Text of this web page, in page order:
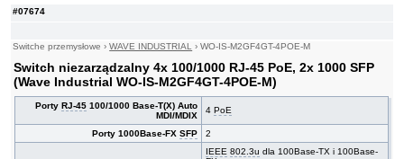
#07674
Switche przemysłowe ›WAVE INDUSTRIAL ›WO-IS-M2GF4GT-4POE-M
Switch niezarządzalny 4x 100/1000 RJ-45 PoE, 2x 1000 SFP
(Wave Industrial WO-IS-M2GF4GT-4POE-M)
PortyRJ-45 100/1000 Base-T(X) Auto
MDI/MDIX
4PoE
Porty 1000Base-FXSFP 2
IEEE 802.3u dla 100Base-TX i 100Base-
#07980
22x 10/1000 RJ-45 PoE + 2 sloty COMBO SFP /
RJ-45 PoE + 2 sloty SFP, O/Open-Ring <30ms,
19"
#07986
24x 10/1000 RJ-45 PoE + 4 sloty SFP+
1G/10G, O/Open-Ring <30ms, L3
#07985
24x 10/1000 RJ-45 PoE + 4 sloty SFP+
1G/10G, O/Open-Ring <30ms, L3
#07920
5 360,00 PLN
8x 10/1000 RJ-45 PoE + 4 sloty SFP / RJ-45,